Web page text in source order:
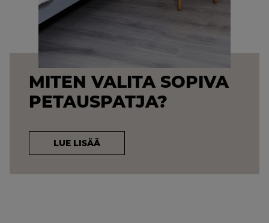
MITEN VALITA SOPIVA
PETAUSPATJA?
LUE LISÄÄ